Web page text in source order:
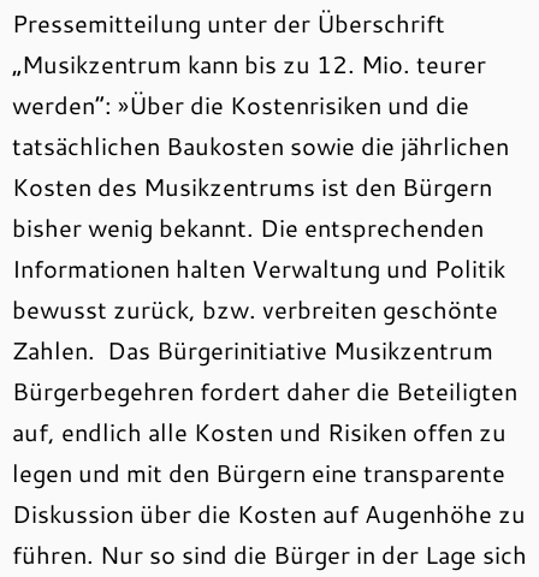
Pressemitteilung unter der Überschrift
„Musikzentrum kann bis zu 12. Mio. teurer
werden“: »Über die Kostenrisiken und die
tatsächlichen Baukosten sowie die jährlichen
Kosten des Musikzentrums ist den Bürgern
bisher wenig bekannt. Die entsprechenden
Informationen halten Verwaltung und Politik
bewusst zurück, bzw. verbreiten geschönte
Zahlen. Das Bürgerinitiative Musikzentrum
Bürgerbegehren fordert daher die Beteiligten
auf, endlich alle Kosten und Risiken offen zu
legen und mit den Bürgern eine transparente
Diskussion über die Kosten auf Augenhöhe zu
führen. Nur so sind die Bürger in der Lage sich